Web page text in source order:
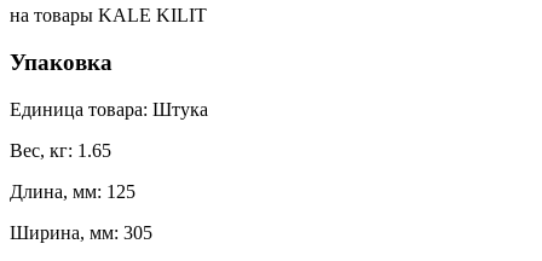
на товары KALE KILIT
Упаковка
Единица товара: Штука
Вес, кг: 1.65
Длина, мм: 125
Ширина, мм: 305